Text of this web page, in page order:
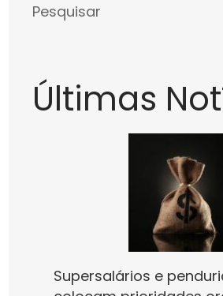
Pesquisar
Últimas
Supersalários e